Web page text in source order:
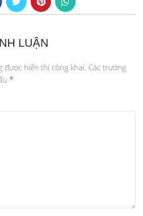
LUẬN
được hiển thị công khai. Các trường
*